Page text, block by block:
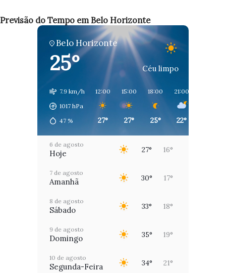
Previsão do Tempo em Belo Horizonte
Belo Horizonte
25° Céu limpo
7.9 km/h
1017 hPa
47 %
12:00
27°
15:00
27°
18:00
25°
21:00
22°
6 de agosto
Hoje 27° 16°
7 de agosto
Amanhã 30° 17°
8 de agosto
Sábado 33° 18°
9 de agosto
Domingo 35° 19°
10 de agosto
Segunda-Feira 34° 21°